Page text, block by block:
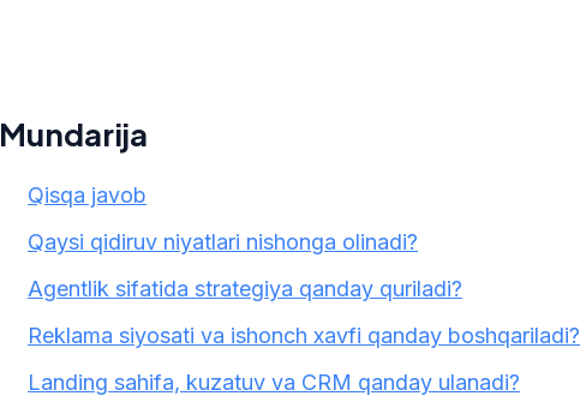
Mundarija
Qisqa javob
Qaysi qidiruv niyatlari nishonga olinadi?
Agentlik sifatida strategiya qanday quriladi?
Reklama siyosati va ishonch xavfi qanday boshqariladi?
Landing sahifa, kuzatuv va CRM qanday ulanadi?